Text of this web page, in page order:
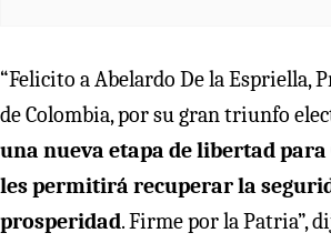
“Felicito a Abelardo De la Espriella,
de Colombia, por su gran triunfo
una nueva etapa de libertad
les permitirá recuperar la
prosperidad. Firme por la Patria”,